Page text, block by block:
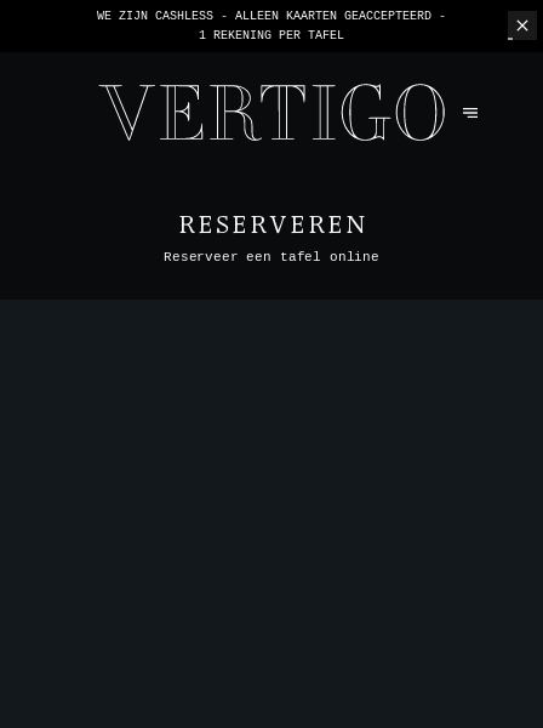
WE ZIJN CASHLESS - ALLEEN KAARTEN GEACCEPTEERD -
1 REKENING PER TAFEL
RESERVEREN
Reserveer een tafel online